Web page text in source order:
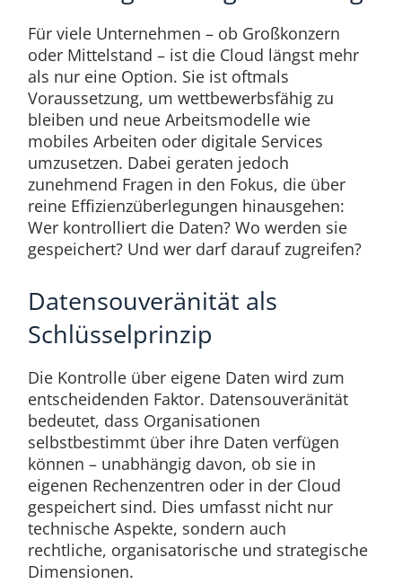
Für viele Unternehmen – ob Großkonzern
oder Mittelstand – ist die Cloud längst mehr
als nur eine Option. Sie ist oftmals
Voraussetzung, um wettbewerbsfähig zu
bleiben und neue Arbeitsmodelle wie
mobiles Arbeiten oder digitale Services
umzusetzen. Dabei geraten jedoch
zunehmend Fragen in den Fokus, die über
reine Effizienzüberlegungen hinausgehen:
Wer kontrolliert die Daten? Wo werden sie
gespeichert? Und wer darf darauf zugreifen?
Datensouveränität als
Schlüsselprinzip
Die Kontrolle über eigene Daten wird zum
entscheidenden Faktor. Datensouveränität
bedeutet, dass Organisationen
selbstbestimmt über ihre Daten verfügen
können – unabhängig davon, ob sie in
eigenen Rechenzentren oder in der Cloud
gespeichert sind. Dies umfasst nicht nur
technische Aspekte, sondern auch
rechtliche, organisatorische und strategische
Dimensionen.